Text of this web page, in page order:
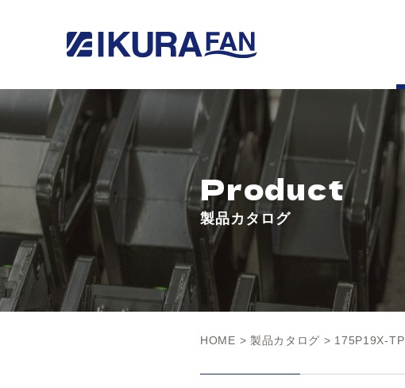
Product
製品カタログ
HOME > 製品カタログ > 175P19X-TP